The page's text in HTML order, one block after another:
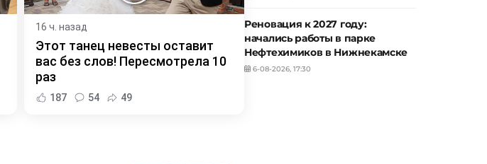
16 ч. назад
Этот танец невесты оставит
вас без слов! Пересмотрела 10
раз
187 54 49
Реновация к 2027 году:
начались работы в парке
Нефтехимиков в Нижнекамске
6-08-2026, 17:30